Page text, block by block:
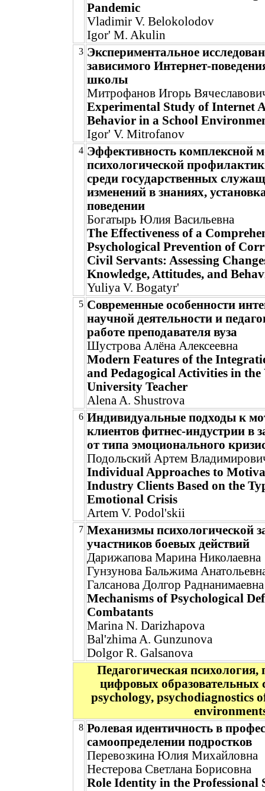
Pandemic
Vladimir V. Belokolodov
Igor' M. Akulin
3 Экспериментальное
зависимого Интернет-
школы
Митрофанов Игорь
Experimental Study of Internet
Behavior in a School
Igor' V. Mitrofanov
4 Эффективность комплексной
психологической
среди государственных
изменений в знаниях,
поведении
Богатырь Юлия Васильевна
The Effectiveness of a
Psychological Prevention of
Civil Servants: Assessing
Knowledge, Attitudes, and
Yuliya V. Bogatyr'
5 Современные особенности
научной деятельности и
работе преподавателя вуза
Шустрова Алёна Алексеевна
Modern Features of the
and Pedagogical Activities in
University Teacher
Alena A. Shustrova
6 Индивидуальные подходы к
клиентов фитнес-индустрии в
от типа эмоционального
Подольский Артем
Individual Approaches to
Industry Clients Based on the
Emotional Crisis
Artem V. Podol'skii
7 Механизмы психологической
участников боевых действий
Дарижапова Марина Николаевна
Гунзунова Бальжима
Галсанова Долгор Раднанимаевна
Mechanisms of Psychological
Combatants
Marina N. Darizhapova
Bal'zhima A. Gunzunova
Dolgor R. Galsanova
Педагогическая психология,
цифровых образовательных
psychology, psychodiagnostics
8 Ролевая идентичность в
самоопределении подростков
Перевозкина Юлия Михайловна
Нестерова Светлана Борисовна
Role Identity in the Professional